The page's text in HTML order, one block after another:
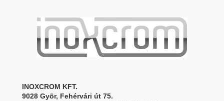
INOXCROM KFT.
9028 Gyõr, Fehérvári út 75.